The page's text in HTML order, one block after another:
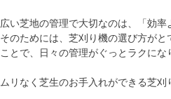
広い芝地の管理で大切なのは、「効率
そのためには、芝刈り機の選び方が
ことで、日々の管理がぐっとラクにな
ムリなく芝生のお手入れができる芝